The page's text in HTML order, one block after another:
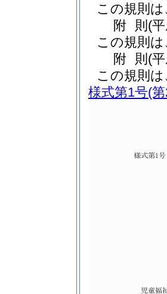
この規則
附 則 (
この規則
附 則 (
この規則
様式第1号(